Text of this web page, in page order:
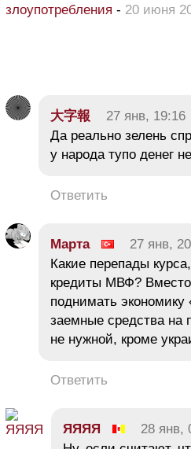
злоупотребления - 20 июня
大字報 27 янв, 19:16
Да реально зелень
у народа тупо денег
Ответить
Марта 27 янв,
Какие перепады
кредиты МВФ? Вместо
поднимать экономику
заемные средства на
не нужной, кроме
Ответить
ЯЯЯЯ 28 янв,